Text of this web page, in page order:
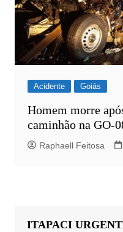
Acidente Goiás
Homem morre
caminhão na GO-
Raphaell Feitosa
ITAPACI